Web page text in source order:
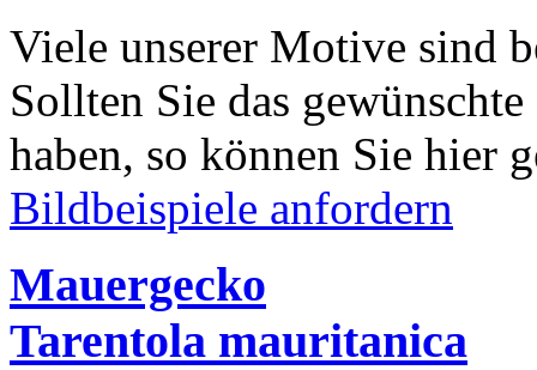
Viele unserer Motive sind
Sollten Sie das
haben, so können Sie hier
Bildbeispiele anfordern
Mauergecko
Tarentola mauritanica